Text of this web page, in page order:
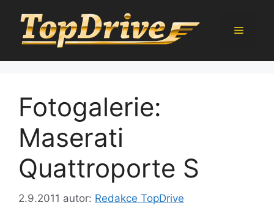
obsah
Menu
Fotogalerie:
Maserati
Quattroporte S
2.9.2011 autor: Redakce TopDrive